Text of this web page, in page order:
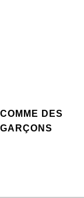
COMME DES
GARÇONS